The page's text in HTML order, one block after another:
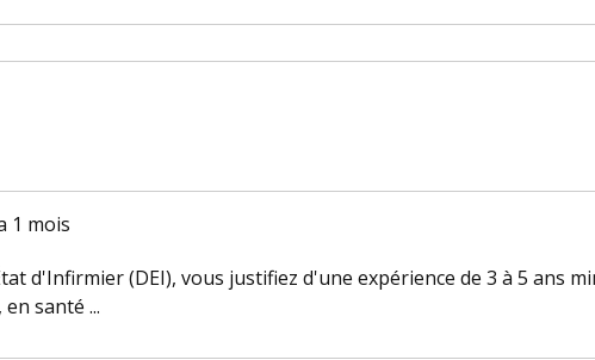
1 mois
d'Infirmier (DEI), vous justifiez d'une expérience de 3 à 5 ans
santé ...